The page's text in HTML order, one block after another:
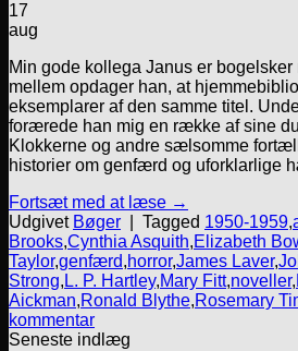
17
aug
Min gode kollega Janus er bogelsker
mellem opdager han, at
eksemplarer af den samme titel.
forærede han mig en række af sine
Klokkerne og andre sælsomme
historier om genfærd og uforklarlige
Fortsæt med at læse →
Udgivet Bøger Tagged 1950-1959,
Brooks,Cynthia Asquith,Elizabeth
Taylor,genfærd,horror,James Laver,
Strong, L. P. Hartley,Mary Fitt,noveller,
Aickman,Ronald Blythe,Rosemary
kommentar
Seneste indlæg